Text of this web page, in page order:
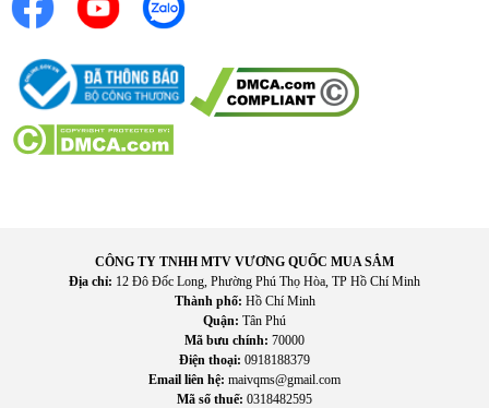
CÔNG TY TNHH MTV VƯƠNG QUỐC MUA SẮM
Địa chỉ: 12 Đô Đốc Long, Phường Phú Thọ Hòa, TP Hồ Chí Minh
Thành phố: Hồ Chí Minh
Quận: Tân Phú
Mã bưu chính: 70000
Điện thoại: 0918188379
Email liên hệ: maivqms@gmail.com
Mã số thuế: 0318482595